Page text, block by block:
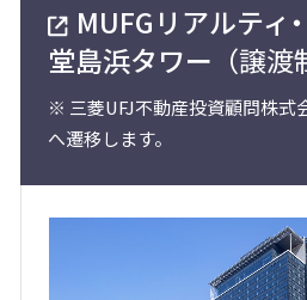
MUFGリアルティ
堂島浜タワー （譲渡
※ 三菱UFJ不動産投資顧問株式
へ遷移します。